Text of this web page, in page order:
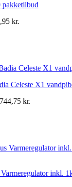
pakketilbud
kr.
Celeste X1
744,75 kr.
inkl.